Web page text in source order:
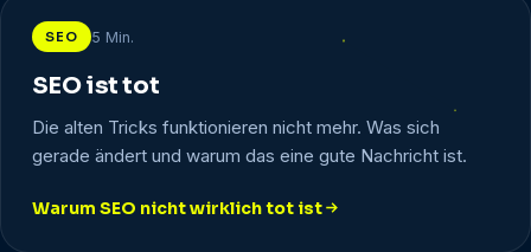
SEO 5 Min.
SEO ist tot
Die alten Tricks funktionieren nicht mehr. Was sich
gerade ändert und warum das eine gute Nachricht ist.
Warum SEO nicht wirklich tot ist
: SEO ist tot